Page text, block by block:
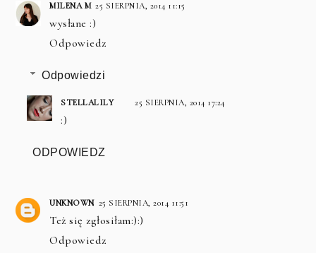
MILENA M 25 SIERPNIA, 2014 11:15
wysłane :)
Odpowiedz
Odpowiedzi
STELLALILY 25 SIERPNIA, 2014 17:24
:)
ODPOWIEDZ
UNKNOWN 25 SIERPNIA, 2014 11:51
Też się zgłosiłam:):)
Odpowiedz